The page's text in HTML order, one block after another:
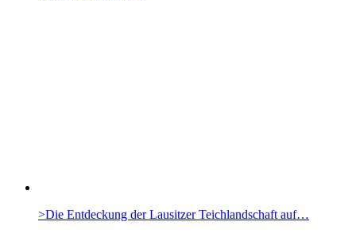
>Die Entdeckung der Lausitzer Teichlandschaft auf…